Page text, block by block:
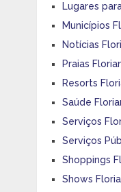
Lugares
Municípios
Notícias
Praias
Resorts
Saúde
Serviços
Serviços
Shoppings
Shows